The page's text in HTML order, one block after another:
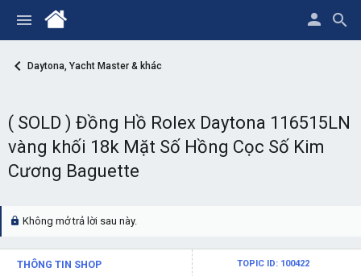
Daytona, Yacht Master & khác
( SOLD ) Đồng Hồ Rolex Daytona 116515LN
vàng khối 18k Mặt Số Hồng Cọc Số Kim
Cương Baguette
Không mở trả lời sau này.
THÔNG TIN SHOP TOPIC ID: 100422